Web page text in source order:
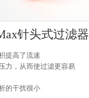
针头式过滤器
提高了流速
力，从而使过滤更容易
的干扰很小